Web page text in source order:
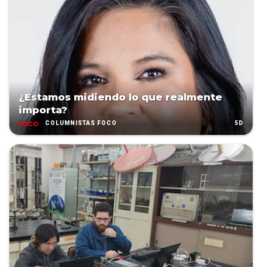
¿Estamos midiendo lo que realmente
importa?
COLUMNISTAS FOCO 5D